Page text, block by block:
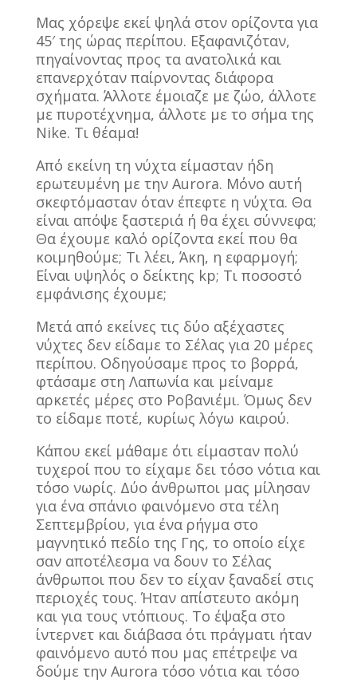
Μας χόρεψε εκεί ψηλά στον ορίζοντα για
45′ της ώρας περίπου. Εξαφανιζόταν,
πηγαίνοντας προς τα ανατολικά και
επανερχόταν παίρνοντας διάφορα
σχήματα. Άλλοτε έμοιαζε με ζώο, άλλοτε
με πυροτέχνημα, άλλοτε με το σήμα της
Nike. Τι θέαμα!
Από εκείνη τη νύχτα είμασταν ήδη
ερωτευμένη με την Aurora. Μόνο αυτή
σκεφτόμασταν όταν έπεφτε η νύχτα. Θα
είναι απόψε ξαστεριά ή θα έχει σύννεφα;
Θα έχουμε καλό ορίζοντα εκεί που θα
κοιμηθούμε; Τι λέει, Άκη, η εφαρμογή;
Είναι υψηλός ο δείκτης kp; Τι ποσοστό
εμφάνισης έχουμε;
Μετά από εκείνες τις δύο αξέχαστες
νύχτες δεν είδαμε το Σέλας για 20 μέρες
περίπου. Οδηγούσαμε προς το βορρά,
φτάσαμε στη Λαπωνία και μείναμε
αρκετές μέρες στο Ροβανιέμι. Όμως δεν
το είδαμε ποτέ, κυρίως λόγω καιρού.
Κάπου εκεί μάθαμε ότι είμασταν πολύ
τυχεροί που το είχαμε δει τόσο νότια και
τόσο νωρίς. Δύο άνθρωποι μας μίλησαν
για ένα σπάνιο φαινόμενο στα τέλη
Σεπτεμβρίου, για ένα ρήγμα στο
μαγνητικό πεδίο της Γης, το οποίο είχε
σαν αποτέλεσμα να δουν το Σέλας
άνθρωποι που δεν το είχαν ξαναδεί στις
περιοχές τους. Ήταν απίστευτο ακόμη
και για τους ντόπιους. Το έψαξα στο
ίντερνετ και διάβασα ότι πράγματι ήταν
φαινόμενο αυτό που μας επέτρεψε να
δούμε την Aurora τόσο νότια και τόσο